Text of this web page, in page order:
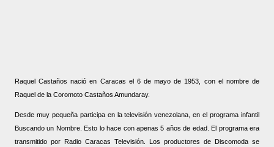
Raquel Castaños nació en Caracas el 6 de mayo de 1953, con el nombre de
Raquel de la Coromoto Castaños Amundaray.
Desde muy pequeña participa en la televisión venezolana, en el programa infantil
Buscando un Nombre. Esto lo hace con apenas 5 años de edad. El programa era
transmitido por Radio Caracas Televisión. Los productores de Discomoda se